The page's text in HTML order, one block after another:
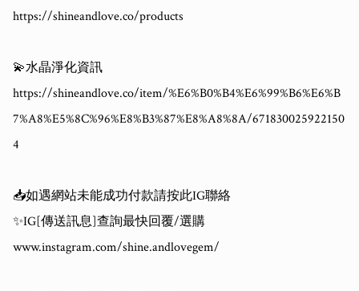
https://shineandlove.co/products
💫水晶淨化資訊
https://shineandlove.co/item/%E6%B0%B4%E6%99%B6%E6%B
7%A8%E5%8C%96%E8%B3%87%E8%A8%8A/671830025922150
4
📥如遇網站未能成功付款請按此IG聯絡
✨IG[傳送訊息]查詢最快回覆/選購
www.instagram.com/shine.andlovegem/